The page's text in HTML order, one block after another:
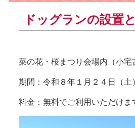
ドッグランの設置
菜の花・桜まつり会場内（小宅
期間：令和８年１月２４日（
料金：無料でご利用いただけま